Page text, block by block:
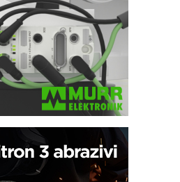
prvom mestu!
- više od 40 godina